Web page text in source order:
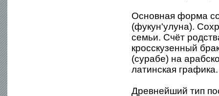
Основная форма
(фукун'улуна).
семьи. Счёт
кросскузенный
(сурабе) на
латинская графика.
Древнейший тип